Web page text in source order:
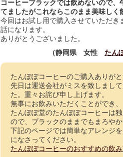
コーヒーブラックでは飲めないので
てましたがこれならこのまま美味しく
今回はお試し用で購入させていただ
話になります。
ありがとうございました。
（静岡県 女性 たん
たんぽぽコーヒーのご購入ありがと
先日は運送会社がミスを致しまし
た。重々お詫び申し上げます。
無事にお飲みいただくことができ、
たんぽぽ堂のたんぽぽコーヒーは
ので、ブラックのままでもまろや
下記のページでは簡単なアレンジ
になさってください。
たんぽぽコーヒーのおすすめの飲み